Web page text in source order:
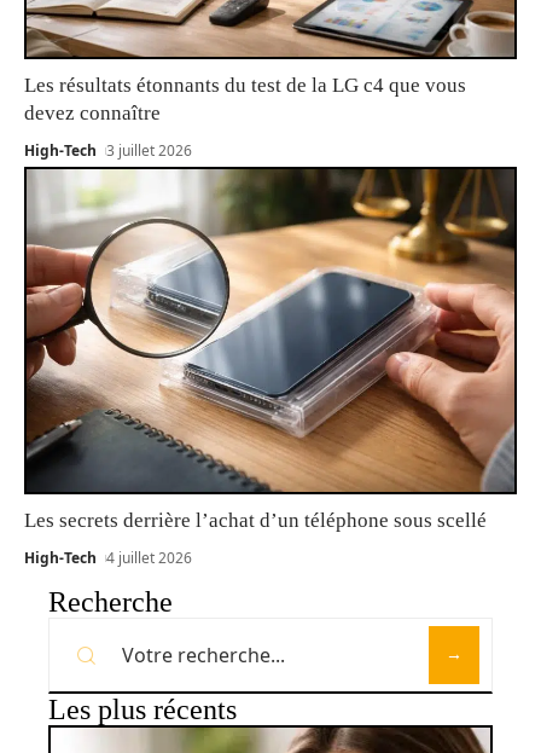
Les résultats étonnants du test de la LG c4 que vous
devez connaître
High-Tech 3 juillet 2026
Les secrets derrière l’achat d’un téléphone sous scellé
High-Tech 4 juillet 2026
Recherche
Les plus récents